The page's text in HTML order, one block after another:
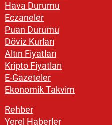
Hava Durumu
Eczaneler
Puan Durumu
Döviz Kurları
Altın Fiyatları
Kripto Fiyatları
E-Gazeteler
Ekonomik Takvim
Rehber
Yerel Haberler